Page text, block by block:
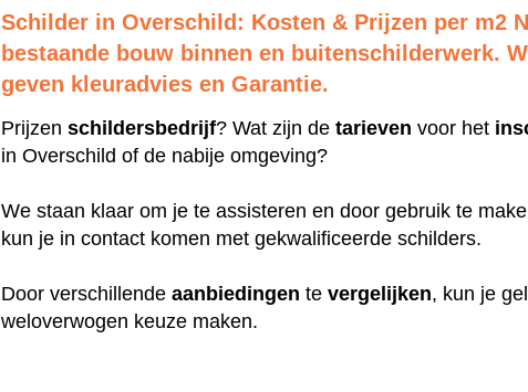
Schilder in Overschild: Kosten & Prijzen per m2
bestaande bouw binnen en buitenschilderwerk.
geven kleuradvies en Garantie.
Prijzenschildersbedrijf? Wat zijn detarieven voor het
in Overschild of de nabije omgeving?
We staan klaar om je te assisteren en door gebruik te
kun je in contact komen met gekwalificeerde schilders.
Door verschillendeaanbiedingen tevergelijken, kun je
weloverwogen keuze maken.